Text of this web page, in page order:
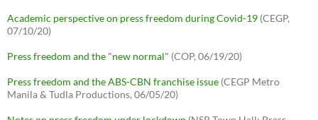
Academic perspective on press freedom during Covid-19 (CEGP,
07/10/20)
Press freedom and the "new normal" (COP, 06/19/20)
Press freedom and the ABS-CBN franchise issue (CEGP Metro
Manila & Tudla Productions, 06/05/20)